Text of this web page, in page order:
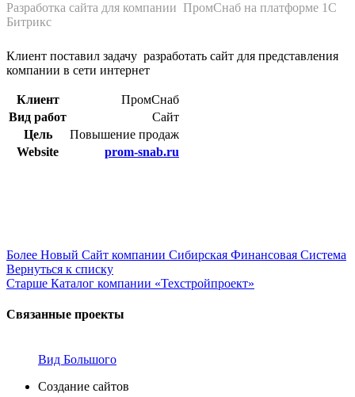
Разработка сайта для компании ПромСнаб на платформе 1С
Битрикс
Клиент поставил задачу разработать сайт для представления
компании в сети интернет
Клиент
ПромСнаб
Вид работ
Сайт
Цель
Повышение продаж
Website
prom-snab.ru
Более Новый Сайт компании Сибирская Финансовая Система
Вернуться к списку
Старше Каталог компании «Техстройпроект»
Связанные проекты
Вид Большого
Создание сайтов